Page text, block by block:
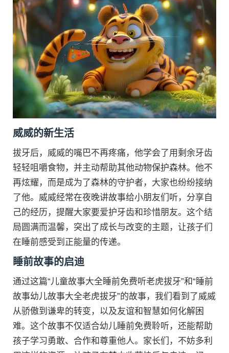
威威的新生活
拔牙后，威威的嘴巴不再疼痛，他学会了用剩余牙齿
轻轻咀嚼食物，并主动帮助其他动物保护森林。他不
再炫耀，而是成为了森林的守护者，大家也纷纷接纳
了他。威威经常在夜晚讲故事给小朋友们听，分享自
己的经历，提醒大家要爱护牙齿和珍惜朋友。这个结
局圆满而温馨，突出了成长与改变的主题，让孩子们
在睡前感受到正能量的传递。
睡前故事的启迪
通过这篇“儿童故事大全睡前免费听老虎拔牙”和“睡前
故事幼儿故事大全老虎拔牙”的故事，我们看到了威威
从骄傲到谦卑的转变，以及友谊和智慧如何化解困
难。这个故事不仅适合幼儿睡前免费聆听，还能帮助
孩子学习勇敢、合作和尊重他人。家长们，不妨多利